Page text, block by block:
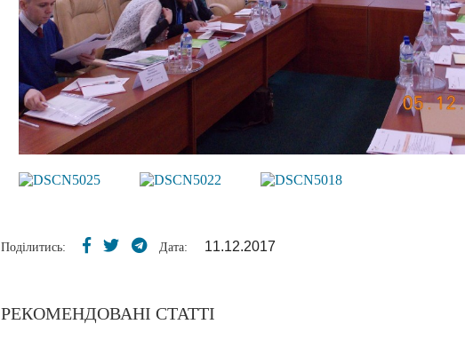
Поділитись: Дата: 11.12.2017
РЕКОМЕНДОВАНІ СТАТТІ